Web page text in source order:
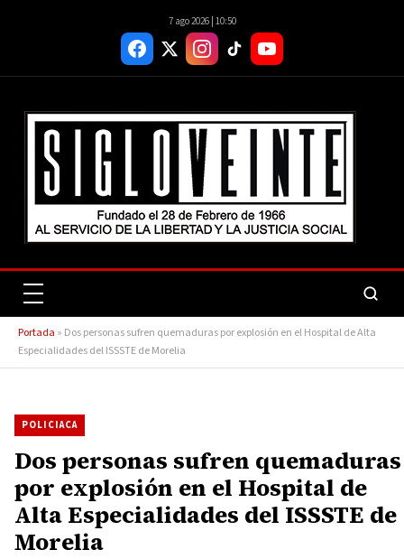
7 ago 2026 | 10:50
Portada » Dos personas sufren quemaduras por explosión en el Hospital de Alta
Especialidades del ISSSTE de Morelia
POLICIACA
Dos personas sufren quemaduras
por explosión en el Hospital de
Alta Especialidades del ISSSTE de
Morelia